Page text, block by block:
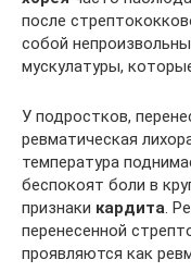
после
собой
мускулатуры,
У подростков,
ревматическая
температура
беспокоят боли в
признаки кардита .
перенесенной
проявляются как